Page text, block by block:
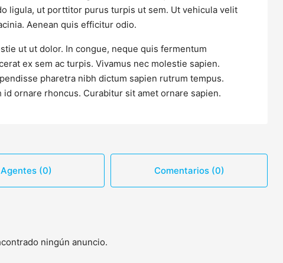
ligula, ut porttitor purus turpis ut sem. Ut vehicula velit
Aenean quis efficitur odio.
ut ut dolor. In congue, neque quis fermentum
ex sem ac turpis. Vivamus nec molestie sapien.
pharetra nibh dictum sapien rutrum tempus.
ornare rhoncus. Curabitur sit amet ornare sapien.
Agentes (0) Comentarios (0)
ningún anuncio.